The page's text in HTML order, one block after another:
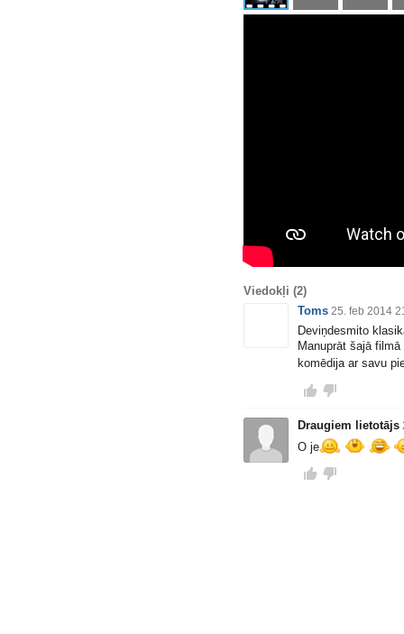
Viedokļi (2)
Toms 25. feb 2014
Deviņdesmito
Manuprāt šajā
komēdija ar savu
Draugiem lietotājs
O je